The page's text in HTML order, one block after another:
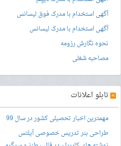
آگهی استخدام با مدرک فوق لیسانس
آگهی استخدام با مدرک لیسانس
نحوه نگارش رزومه
مصاحبه شغلی
» تابلو اعلانات
مهمترین اخبار تحصیلی کشور در سال 99
طراحی بنرتدریس خصوصی آیلتس